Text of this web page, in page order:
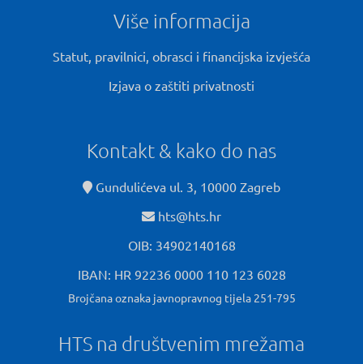
Više informacija
Statut, pravilnici, obrasci i financijska izvješća
Izjava o zaštiti privatnosti
Kontakt & kako do nas
Gundulićeva ul. 3, 10000 Zagreb
hts@hts.hr
OIB: 34902140168
IBAN: HR 92236 0000 110 123 6028
Brojčana oznaka javnopravnog tijela 251-795
HTS na društvenim mrežama